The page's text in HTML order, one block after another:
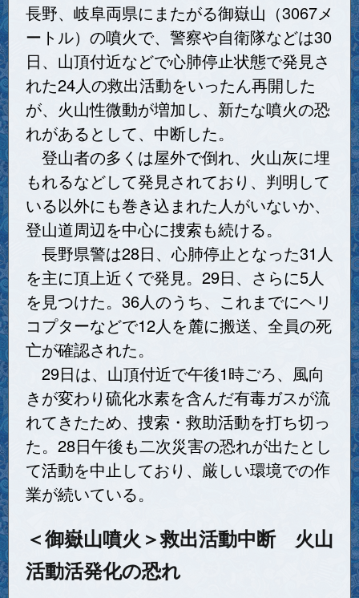
長野、岐阜両県にまたがる御嶽山（3067メ
ートル）の噴火で、警察や自衛隊などは30
日、山頂付近などで心肺停止状態で発見さ
れた24人の救出活動をいったん再開した
が、火山性微動が増加し、新たな噴火の恐
れがあるとして、中断した。
登山者の多くは屋外で倒れ、火山灰に埋
もれるなどして発見されており、判明して
いる以外にも巻き込まれた人がいないか、
登山道周辺を中心に捜索も続ける。
長野県警は28日、心肺停止となった31人
を主に頂上近くで発見。29日、さらに5人
を見つけた。36人のうち、これまでにヘリ
コプターなどで12人を麓に搬送、全員の死
亡が確認された。
29日は、山頂付近で午後1時ごろ、風向
きが変わり硫化水素を含んだ有毒ガスが流
れてきたため、捜索・救助活動を打ち切っ
た。28日午後も二次災害の恐れが出たとし
て活動を中止しており、厳しい環境での作
業が続いている。
＜御嶽山噴火＞救出活動中断 火山
活動活発化の恐れ